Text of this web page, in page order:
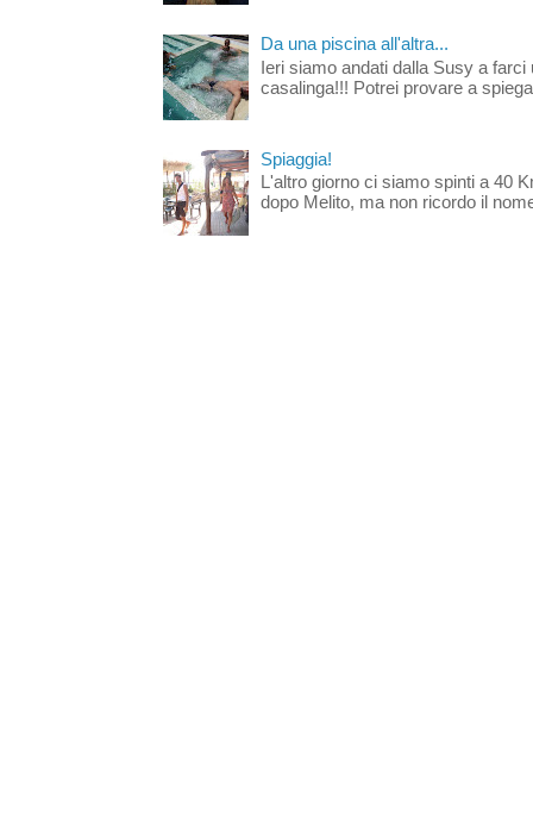
Da una piscina all'altra...
Ieri siamo andati dalla Susy a
casalinga!!! Potrei provare a
Spiaggia!
L'altro giorno ci siamo spinti a 40
dopo Melito, ma non ricordo il